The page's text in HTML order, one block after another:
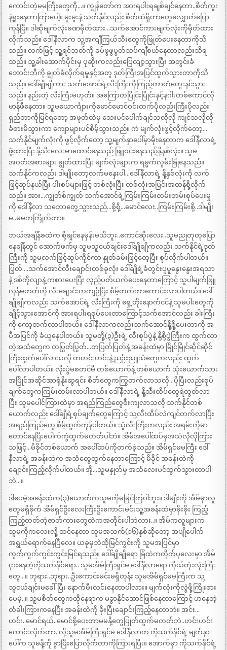
ကောင်းတဲ့မမကြီးတွေကို…။ ကျွန်တော်က အားရပါးရချစ်ချင်နေတာ..စိတ်ကူး
နဲ့ရူးနေတာကြာပေါ့။ မူးမူးနဲ့ သက်နိုင်လည်း စိတ်ထဲရှိတာတွေလျှောက်ပြော
ကုန်ပြီ။ ဒါဆိုမျက်လုံးခဏမှိတ်ထား…သက်အောင်ကားမျက်လုံးကိုမှိတ်ထား
လိုက်သည်။ ဒေါ်နီလာက သူ့အကျီကြယ်သီးတွေကိုဖြုတ်ပေးနေတာကိုသိ
သည်။ လက်ဖြင့် သူ့ရင်ဘတ်ကို ခပ်ဖွဖွပွတ်သပ်ကျီစယ်နေတာလည်းသိရ
သည်။ သူ့ခါးအောက်ပိုင်းမှ ပုဆိုးကလည်းပြေလျာ့သွားပြီး အတွင်းခံ
ဘောင်းဘီကို ချွတ်ခံလိုက်ရမှုနှင့်အတူ ဒုတ်ကြီးအပြင်ထွက်သွားတာကိုသိ
သည်။ ဒေါ်ချိုချိုကား သက်အောင်ရဲ့လီးကြီးကိုကြည့်ကာတံတွေးနင်သွား
သည်။ နည်းတဲ့ လီးကြီးမဟုတ်။ အကြောတပြိုင်းပြိုင်းနှင့်နဂါးတစ်ကောင်လို
မာန်ဖီနေတာ။ သူမယောင်္ကျားကိုမောင်မောင်ဝင်းထက်ပိုလည်းကြီးပိုလည်း
ရှည်တာကိုမြင်ရတော့ အဖုတ်ထဲမှ သေးပင်ပေါက်ချင်သလိုလို ကျင်သလိုလို
ခံစားမိသွားကာ ကျောများပင်စိမ့်သွားသည်။ ကဲ မျက်လုံးဖွင့်လိုက်တော့…
သက်နိုင်မျက်လုံးကို ဖွင့်လိုက်တော့ သူ့မျက်နှာပေါ်မှာမိုးနေတာက ဒေါ်နီလာရဲ့
ဖွံံ့ထားပြီး နို့သီးလေးမာထောင်နေသည် ဖြူဝင်းနေသည့်နို့နှစ်လုံး။ သူမ
အဝတ်အစားများ ချွတ်ထားပြီး မျက်လုံးများက ရမ္မက်လွမ်းခြုံနေသည်။
သက်နိုင်ကလည်း ဒါမျိုးတော့လက်မနှေးပါ…ဒေါ်နီလာရဲ့ နို့နှစ်လုံးကို လက်
ဖြင့်ဆုပ်နယ်ပြီး ပါးစပ်များဖြင့် တစ်လုံးပြီး တစ်လုံးအပြင်းအထန်စို့လိုက်
သည်။ အား…ကျွတ်စ်ကျွတ် သက်အောင်ရဲ့ကြမ်းကြမ်းတမ်းတမ်းစုပ်ပေးမှု
ကို ဒေါ်နီလာ သဘောတွေ့သွားသည်…စို့စို့…မောင်လေး..ကြမ်းကြမ်းစို့..ဒါမျိုး
မ..မမကကြိုက်တာ။
ဘယ်အချိန်ခထဲက စို့ချင်နေမှန်းမသိဘူး..ကောင်ဆိုးလေး..သူမညုတုတုပြော
နေချိန်တွင် အောက်ဖက်မှ သူမသူငယ်ချင်းဒေါ်ချိုချိုကလည်း သက်နိုင်ရဲ့ဒုတ်
ကြီးကို သူမလက်ဖြင့်ဆုပ်ကိုင်ကာ နှုတ်ခမ်းဖြင့်တေ့ပြီး စုပ်လိုက်ပါတယ်။
ပြွတ်….သက်အောင်လီးချောင်းတစ်ခုလုံး ဒေါ်ချိုရဲ့ခံတွင်းပူပူနွေးနွေးအရသာ
နဲ့ ဒစ်ကိုလျာနဲ့ ကစားပေးပြီး လှည့်ပတ်ယက်ပေးနေတာကြောင့် သူပါမျက်ဖြူ
လှန်မတတ်ကို လီးချောင်းကကျဉ်ပြီး စိမ့်တက်ကာကောင်းလာပါတယ်။ ဒေါ်
ချိုချိုကလည်း သက်အောင်ရဲ့ လီးကြီးကို ရှေ့တိုးနောက်ငင်နဲ့ သူမပါးတွေကို
ချိုင့်သွားအောင်ကို အားရပါးရစုပ်ပေးတာကြောင့်သက်အောင်လည်း ခါးကြီး
ကို ကော့တက်လာပါတယ်။ ဒေါ်နီလာကလည်းသက်အောင်နို့စို့ပေးတာကို အ
ပီအပြင်ကို ခံယူနေပါတယ်။ သူမတို့(၃)ဦးရဲ့ လီးစုပ်ပွဲနဲ့ နို့စို့ပွဲကြီးက ထွက်လာ
တဲ့အသံတွေက တပြွတ်ပြွတ်…တပြတ်ပြတ်နဲ့ အခန်းထဲမှာ မြိုင်မြိုင်ဆိုင်ဆိုင်
ကြီးထွက်ပေါ်လာသလို တဟင်းဟင်းနဲ့ ညဉ်းညူသံတွေကလည်း ထွက်
ပေါ်လာပါတယ်။ လိုးပွဲမစတင်မီ တစ်ယောက်နဲ့ တစ်ယောက် သုံးယောက်သား
အပြိုင်အဆိုင်အာရုံနိုးဆွရင်း စိတ်တွေကကြွတက်လာသလို.. ပိုပြီးလည်းစုပ်
ချက်တွေကကြမ်းတမ်းလာပါတယ်။ ဒေါ်နီလာရဲ့ နို့သီးထိပ်တွေရဲတွတ်လာ
ပြီး သူမပေါင်ကြားထဲမှာ အရည်ကြည်တွေစီးကျလာသလို သက်နိုင်တစ်
ယောက်လည်း ဒေါ်ချိုရဲ့စုပ်ချက်တွေကြောင့် သူ့လီးထိပ်လဲကျင်တက်လာပြီး
အရည်ကြည်တွေ စိမ့်ထွက်ကုန်ပါတယ်။ သူံလီးကြီးကလည်း အရမ်းကိုမာ
တောင်နေပြီးပေါက်ကွဲထွက်မတတ်ပါဘဲ။ အိမ်အပေါ်ထပ်မှအသံလိုလိုကြား
သဖြင့်…မိခိုင်တစ်ယောက် အပေါ်ထပ်ကိုတက်ခဲ့သည်။ အိမ်ရှင်မမကြီး ဒေါ်
နီလာရဲ့ အခန်းထဲက အသံတွေထွက်နေတာကြောင့် မိခိုင် အခန်းထဲကို
ချောင်းကြည့်လိုက်ပါတယ်။ အို…သူမနှုတ်မှ အသံလေးပင်ထွက်သွားတာပါ
ဘဲ…။
ဒါပေမဲ့အခန်းထဲက(၃)ယောက်ကသူမကိုမမြင်ကြပါဘူး။ ဒါမျိုးကို အိမ်မှာလူ
တွေမရှိခိုက် အိမ်ရှင်ဦးလေးကြီးဦးကောင်းမင်းသူ့အခန်းထဲမှာခိုးခိုး ကြည့်
ကြည့်တတ်တဲ့ဇာတ်ကားတွေထဲကအတိုင်းပါဘဲလား..။ အိမ်ကလူများက
သူမကိုကလေးလို့ ထင်နေတာ သူမအသက်(၁၆)နှစ်ဆိုတော့ အပျိုပေါက်
အရွယ်ရောက်နေပြီလေ။ ယခုမှဘဲထိုမြင်ကွင်းကို သူမအပြင်မှာ
ကွက်ကွက်ကွင်းကွင်းမြင်ရသည်။ ဒေါ်ချိုချိုရော ခြံထဲကတိုက်ပုလေးမှာ အိမ်
ငှားနေတဲ့ကိုသက်နိုင်ရော.. သူမအိမ်ကြီးရှင်မ ဒေါ်နီလာရော ကိုယ်တုံးလုံးကြီး
တွေ…။ ဘုရား..ဘုရား..ဦးကောင်းမင်းမရှိတုန်း သူမအိမ်ရှင်မမကြီးက သူ့
သူငယ်ချင်းမခေါ်ပြီး နောက်မီးလင်းနေတာပါလား။ မျက်လုံးကိုလွဲဖို့ကြိုးစား
ပေမဲ့..။ သူမစိတ်တွေကထိုနေရာက မခွာနိုင်အောင်ဖြစ်နေတာကြောင့် ဟနေတဲ့
တံခါးကြားကနေပြီး အခန်းထဲကို ခိုးပြီးချောင်းကြည့်နေတာဘဲ။ အင်း…
ဟင်း..မောင်ရယ်..မောင်စို့ပေးတာမမနို့တွေပြုတ်ထွက်မတတ်ဘဲ..ဟင်းဟင်း
ကောင်းလိုက်တာ..လို့သူမအိမ်ကြီးရှင်မ ဒေါ်နီလာက ကိုသက်နိုင်ရဲ့ မျက်နှာ
ပေါ်က သူမနို့ကို ခွာပြီးပြောလိုက်တာကိုကြားရပြီး။ အောက်မှာ ကိုသက်နိုင်ရဲ့